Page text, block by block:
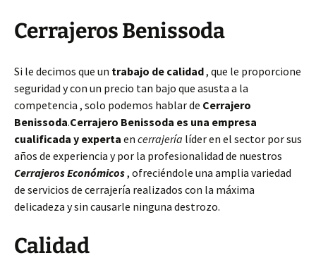
Cerrajeros Benissoda
Si le decimos que un trabajo de calidad, que le proporcione
seguridad y con un precio tan bajo que asusta a la
competencia , solo podemos hablar de Cerrajero
Benissoda.Cerrajero Benissoda es una empresa
cualificada y experta en cerrajería líder en el sector por sus
años de experiencia y por la profesionalidad de nuestros
Cerrajeros Económicos, ofreciéndole una amplia variedad
de servicios de cerrajería realizados con la máxima
delicadeza y sin causarle ninguna destrozo.
Calidad